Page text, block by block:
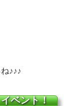
♪♪♪
ベント！